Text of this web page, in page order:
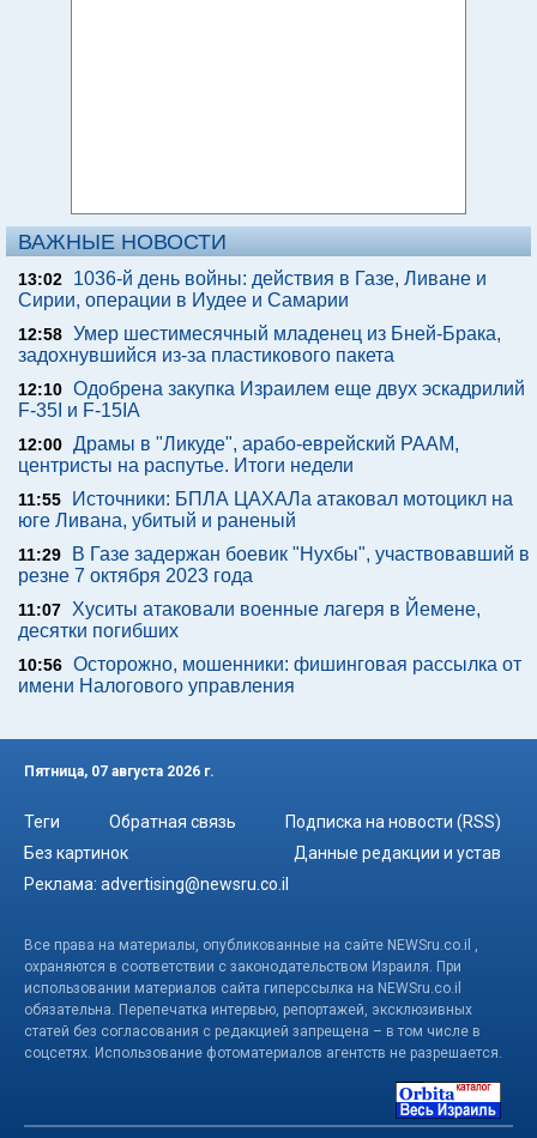
ВАЖНЫЕ НОВОСТИ
13:02
1036-й день войны: действия в Газе, Ливане и
Сирии, операции в Иудее и Самарии
12:58 Умер шестимесячный младенец из Бней-Брака,
задохнувшийся из-за пластикового пакета
12:10 Одобрена закупка Израилем еще двух эскадрилий
F-35I и F-15IA
12:00 Драмы в "Ликуде", арабо-еврейский РААМ,
центристы на распутье. Итоги недели
11:55
Источники: БПЛА ЦАХАЛа атаковал мотоцикл на
юге Ливана, убитый и раненый
11:29
В Газе задержан боевик "Нухбы", участвовавший в
резне 7 октября 2023 года
11:07
Хуситы атаковали военные лагеря в Йемене,
десятки погибших
10:56 Осторожно, мошенники: фишинговая рассылка от
имени Налогового управления
Пятница, 07 августа 2026 г.
Теги Обратная связь
Подписка на новости (RSS)
Без картинок
Данные редакции и устав
Реклама: advertising@newsru.co.il
Все права на материалы, опубликованные на сайте NEWSru.co.il ,
охраняются в соответствии с законодательством Израиля. При
использовании материалов сайта гиперссылка на NEWSru.co.il
обязательна. Перепечатка интервью, репортажей, эксклюзивных
статей без согласования с редакцией запрещена – в том числе в
соцсетях. Использование фотоматериалов агентств не разрешается.